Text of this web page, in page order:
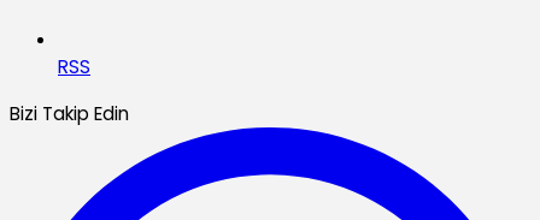
RSS
Bizi Takip Edin